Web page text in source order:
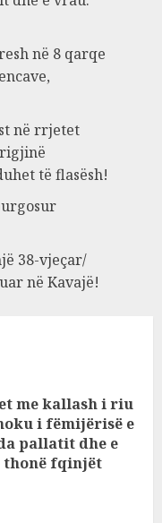
në 8 qarqe
në rrjetet
të flasësh!
38-vjeçar/
në Kavajë!
me kallash i riu
i fëmijërisë e
pallatit dhe e
thonë fqinjët